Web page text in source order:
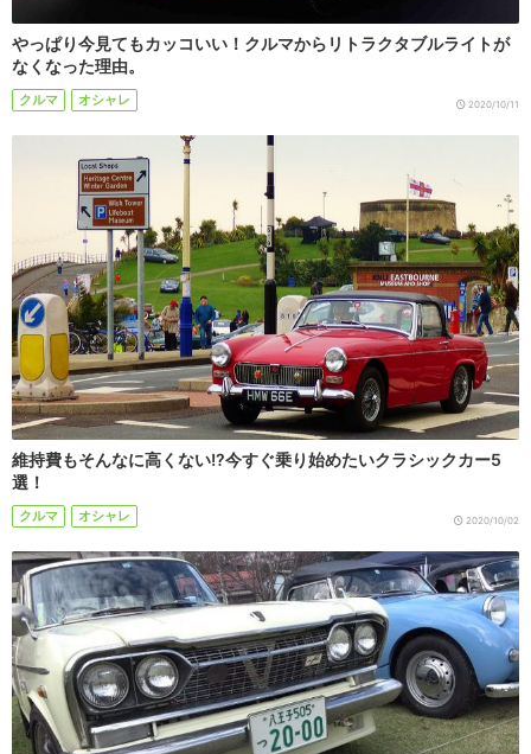
やっぱり今見てもカッコいい！クルマからリトラクタブルライトが
なくなった理由。
クルマ オシャレ 2020/10/11
維持費もそんなに高くない!?今すぐ乗り始めたいクラシックカー5
選！
クルマ オシャレ 2020/10/02